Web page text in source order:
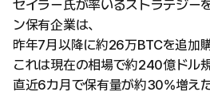
セイラー氏が率いるストラテジー
ン保有企業は、
昨年7月以降に約26万BTCを追加
これは現在の相場で約240億ドル
直近6カ月で保有量が約30%増え